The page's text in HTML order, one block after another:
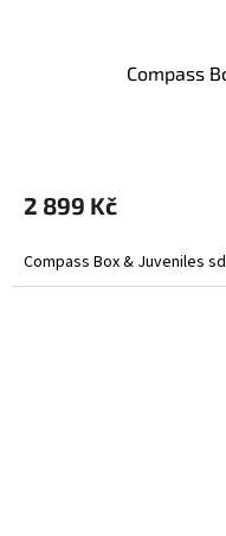
Compass
2 899 Kč
Compass Box & Juveniles